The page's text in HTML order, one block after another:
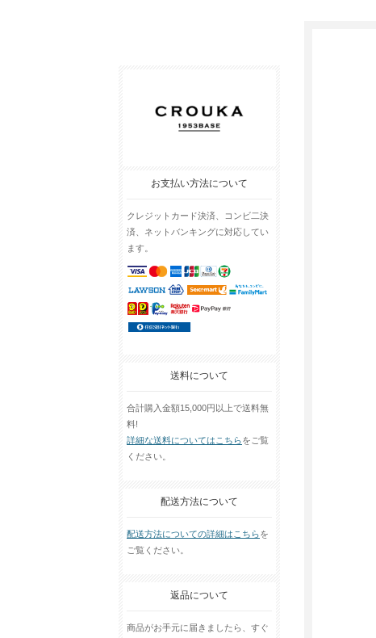
お支払い方法について
クレジットカード決済、コンビ二決
済、ネットバンキングに対応してい
ます。
送料について
合計購入金額15,000円以上で送料無
料!
詳細な送料についてはこちらをご覧
ください。
配送方法について
配送方法についての詳細はこちらを
ご覧ください。
返品について
商品がお手元に届きましたら、すぐ